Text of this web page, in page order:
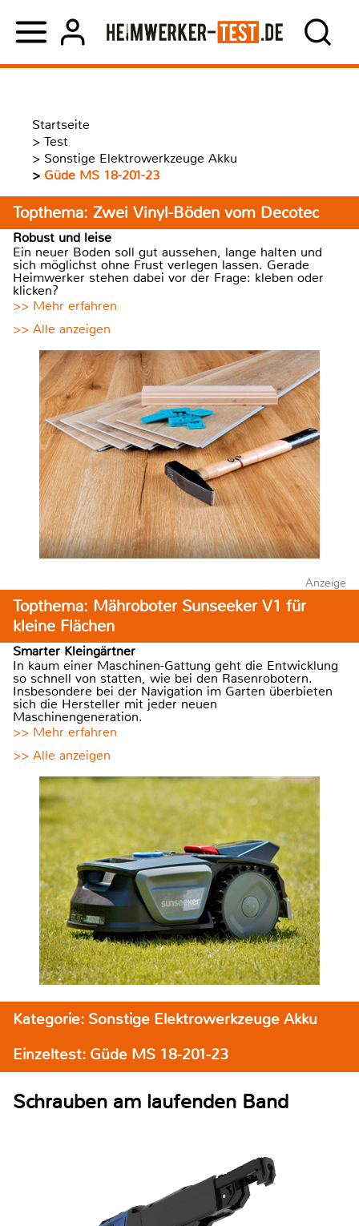
Startseite
> Test
> Sonstige Elektrowerkzeuge Akku
> Güde MS 18-201-23
Topthema: Zwei Vinyl-Böden vom Decotec
Robust und leise
Ein neuer Boden soll gut aussehen, lange halten und
sich möglichst ohne Frust verlegen lassen. Gerade
Heimwerker stehen dabei vor der Frage: kleben oder
klicken?
>> Mehr erfahren
>> Alle anzeigen
Anzeige
Topthema: Mähroboter Sunseeker V1 für
kleine Flächen
Smarter Kleingärtner
In kaum einer Maschinen-Gattung geht die Entwicklung
so schnell von statten, wie bei den Rasenrobotern.
Insbesondere bei der Navigation im Garten überbieten
sich die Hersteller mit jeder neuen
Maschinengeneration.
>> Mehr erfahren
>> Alle anzeigen
Kategorie: Sonstige Elektrowerkzeuge Akku
Einzeltest: Güde MS 18-201-23
Schrauben am laufenden Band